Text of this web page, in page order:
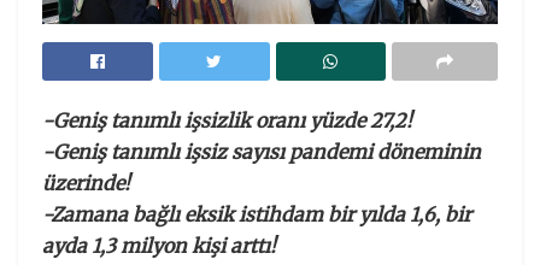
-Geniş tanımlı işsizlik oranı yüzde 27,2!
-Geniş tanımlı işsiz sayısı pandemi döneminin
üzerinde!
-Zamana bağlı eksik istihdam bir yılda 1,6, bir
ayda 1,3 milyon kişi arttı!